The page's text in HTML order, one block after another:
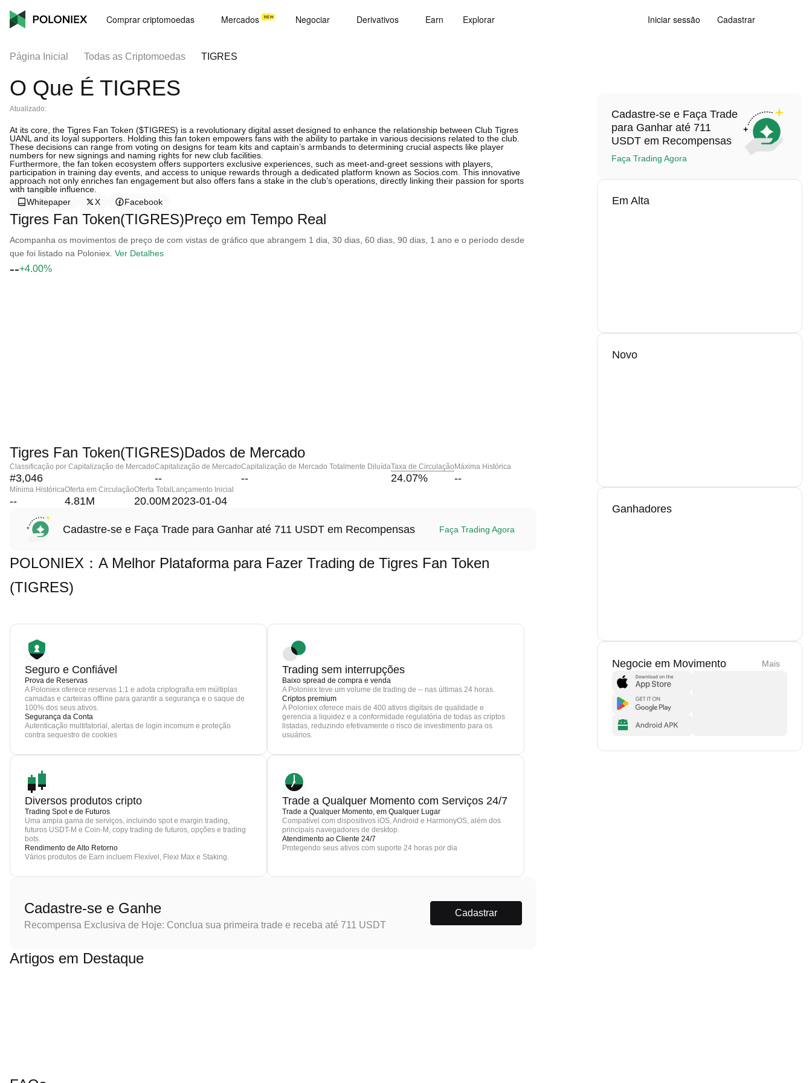
Comprar criptomoedas Mercados Negociar Derivativos Earn Explorar Iniciar sessão Cadastrar
Página Inicial Todas as Criptomoedas TIGRES
O Que É TIGRES
Atualizado:
At its core, the Tigres Fan Token ($TIGRES) is a revolutionary digital asset designed to enhance the relationship between Club Tigres
UANL and its loyal supporters. Holding this fan token empowers fans with the ability to partake in various decisions related to the club.
These decisions can range from voting on designs for team kits and captain’s armbands to determining crucial aspects like player
numbers for new signings and naming rights for new club facilities.
Furthermore, the fan token ecosystem offers supporters exclusive experiences, such as meet-and-greet sessions with players,
participation in training day events, and access to unique rewards through a dedicated platform known as Socios.com. This innovative
approach not only enriches fan engagement but also offers fans a stake in the club’s operations, directly linking their passion for sports
with tangible influence.
Whitepaper
X Facebook
Tigres Fan Token(TIGRES)Preço em Tempo Real
Acompanha os movimentos de preço de com vistas de gráfico que abrangem 1 dia, 30 dias, 60 dias, 90 dias, 1 ano e o período desde
que foi listado na Poloniex. Ver Detalhes
--+4.00%
Tigres Fan Token(TIGRES)Dados de Mercado
Classificação por Capitalização de Mercado
#3,046
Capitalização de Mercado
--
Capitalização de Mercado Totalmente Diluída
--
Taxa de Circulação
24.07%
Máxima Histórica
--
Mínima Histórica
--
Oferta em Circulação
4.81M
Oferta Total
20.00M
Lançamento Inicial
2023-01-04
Cadastre-se e Faça Trade para Ganhar até 711 USDT em Recompensas Faça Trading Agora
POLONIEX：A Melhor Plataforma para Fazer Trading de Tigres Fan Token
(TIGRES)
Seguro e Confiável
Prova de Reservas
A Poloniex oferece reservas 1:1 e adota criptografia em múltiplas
camadas e carteiras offline para garantir a segurança e o saque de
100% dos seus ativos.
Segurança da Conta
Autenticação multifatorial, alertas de login incomum e proteção
contra sequestro de cookies
Trading sem interrupções
Baixo spread de compra e venda
A Poloniex teve um volume de trading de -- nas últimas 24 horas.
Criptos premium
A Poloniex oferece mais de 400 ativos digitais de qualidade e
gerencia a liquidez e a conformidade regulatória de todas as criptos
listadas, reduzindo efetivamente o risco de investimento para os
usuários.
Diversos produtos cripto
Trading Spot e de Futuros
Uma ampla gama de serviços, incluindo spot e margin trading,
futuros USDT-M e Coin-M, copy trading de futuros, opções e trading
bots.
Rendimento de Alto Retorno
Vários produtos de Earn incluem Flexível, Flexi Max e Staking.
Trade a Qualquer Momento com Serviços 24/7
Trade a Qualquer Momento, em Qualquer Lugar
Compatível com dispositivos iOS, Android e HarmonyOS, além dos
principais navegadores de desktop.
Atendimento ao Cliente 24/7
Protegendo seus ativos com suporte 24 horas por dia
Cadastre-se e Ganhe
Recompensa Exclusiva de Hoje: Conclua sua primeira trade e receba até 711 USDT
Cadastrar
Artigos em Destaque
Cadastre-se e Faça Trade
para Ganhar até 711
USDT em Recompensas
Faça Trading Agora
Em Alta
Novo
Ganhadores
Negocie em Movimento Mais